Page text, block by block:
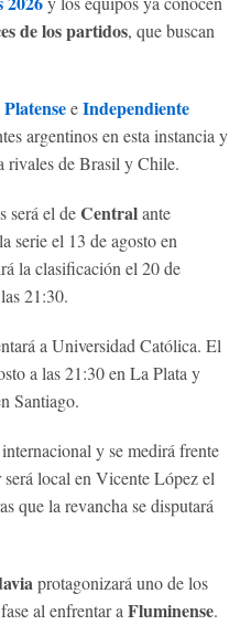
de los partidos, que buscan
PlatenseeIndependiente
argentinos en esta instancia y
rivales de Brasil y Chile.
será el deCentralante
serie el 13 de agosto en
la clasificación el 20 de
21:30.
a Universidad Católica. El
a las 21:30 en La Plata y
Santiago.
y se medirá frente
local en Vicente López el
que la revancha se disputará
protagonizará uno de los
al enfrentar a Fluminense.